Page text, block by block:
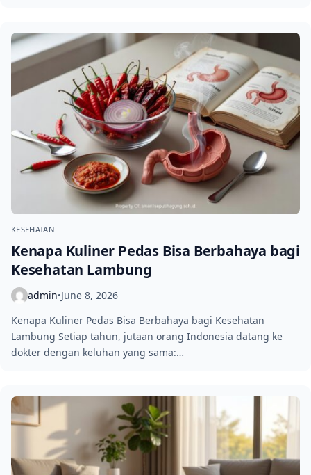
KESEHATAN
Kenapa Kuliner Pedas Bisa Berbahaya bagi
Kesehatan Lambung
admin•June 8, 2026
Kenapa Kuliner Pedas Bisa Berbahaya bagi Kesehatan
Lambung Setiap tahun, jutaan orang Indonesia datang ke
dokter dengan keluhan yang sama:…